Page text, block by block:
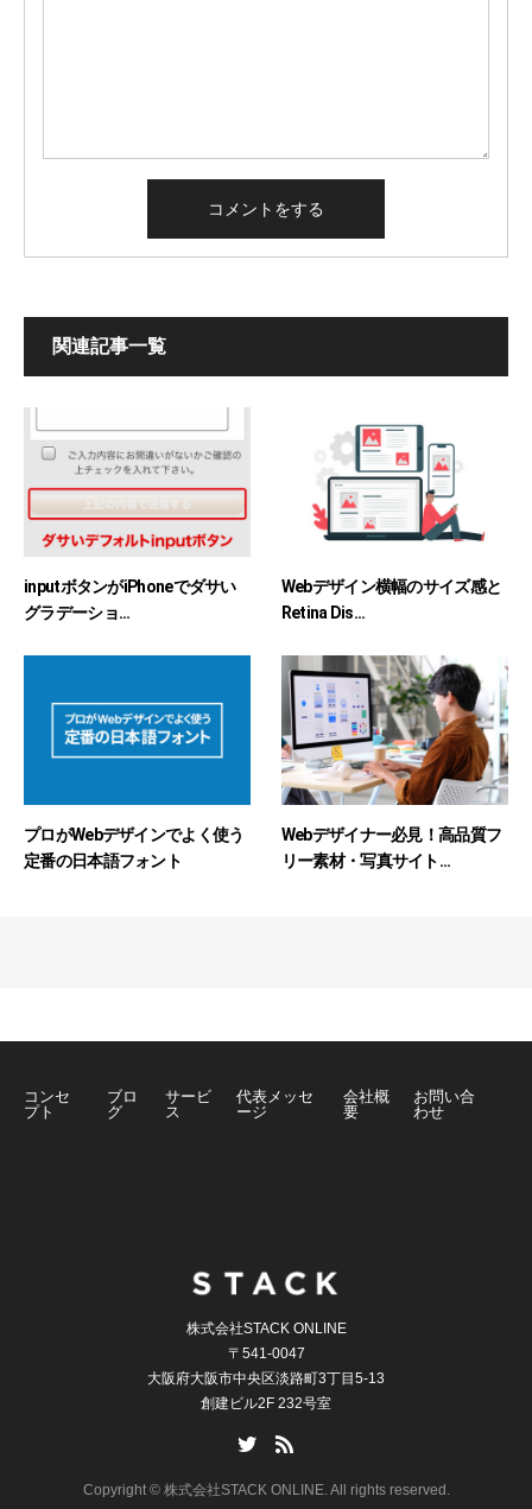
関連記事一覧
inputボタンがiPhoneでダサい
グラデーショ...
Webデザイン横幅のサイズ感と
Retina Dis...
プロがWebデザインでよく使う
定番の日本語フォント
Webデザイナー必見！高品質フ
リー素材・写真サイト...
コンセ
プト
ブロ
グ
サービ
ス
代表メッセ
ージ
会社概
要
お問い合
わせ
株式会社STACK ONLINE
〒541-0047
大阪府大阪市中央区淡路町3丁目5-13
創建ビル2F 232号室
Copyright © 株式会社STACK ONLINE. All rights reserved.